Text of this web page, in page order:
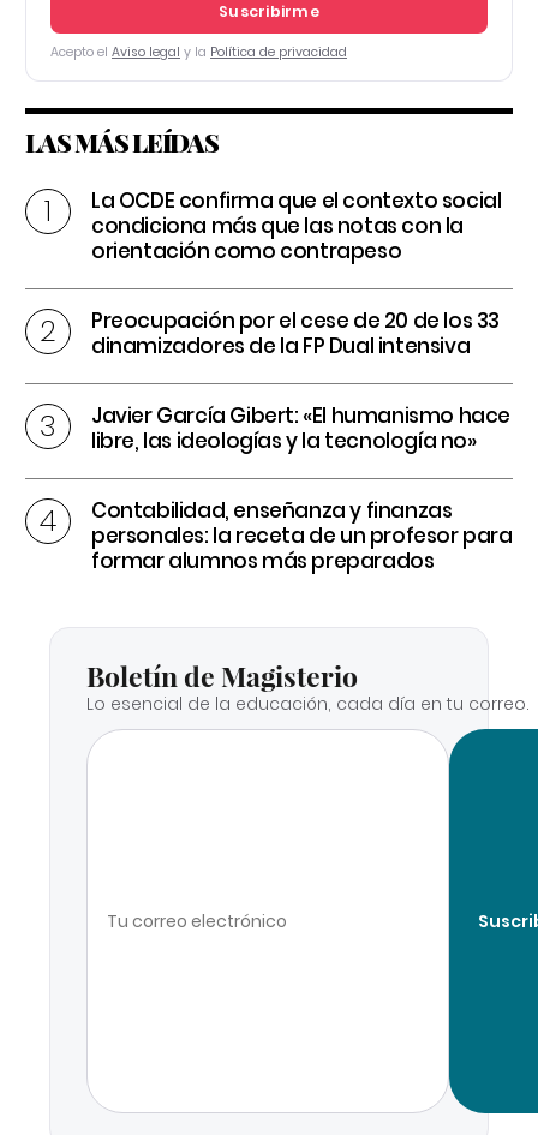
Suscribirme
Acepto el Aviso legal y la Política de privacidad
LAS MÁS LEÍDAS
La OCDE confirma que el contexto social
condiciona más que las notas con la
orientación como contrapeso
Preocupación por el cese de 20 de los 33
dinamizadores de la FP Dual intensiva
Javier García Gibert: «El humanismo hace
libre, las ideologías y la tecnología no»
Contabilidad, enseñanza y finanzas
personales: la receta de un profesor para
formar alumnos más preparados
Boletín de Magisterio
Lo esencial de la educación, cada día en tu correo.